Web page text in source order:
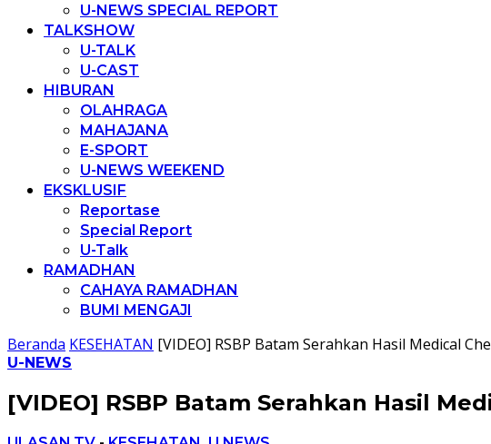
U-NEWS SPECIAL REPORT
TALKSHOW
U-TALK
U-CAST
HIBURAN
OLAHRAGA
MAHAJANA
E-SPORT
U-NEWS WEEKEND
EKSKLUSIF
Reportase
Special Report
U-Talk
RAMADHAN
CAHAYA RAMADHAN
BUMI MENGAJI
Beranda KESEHATAN [VIDEO] RSBP Batam Serahkan Hasil Medical
U-NEWS
[VIDEO] RSBP Batam Serahkan Hasil